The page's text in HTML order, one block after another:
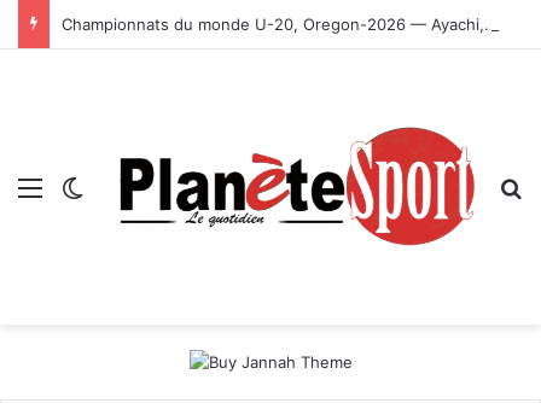
Championnats du monde U-20, Oregon-2026 — Ayachi, Dissa, Touahria et Ghezali en finale
Menu Switch skin